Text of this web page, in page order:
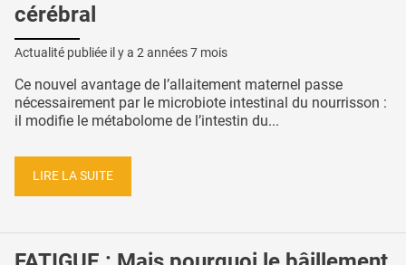
cérébral
Actualité publiée il y a 2 années 7 mois
Ce nouvel avantage de l’allaitement maternel passe
nécessairement par le microbiote intestinal du nourrisson :
il modifie le métabolome de l’intestin du...
LIRE LA SUITE